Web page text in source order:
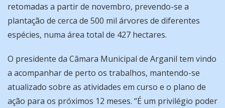
retomadas a partir de novembro, prevendo-se a
plantação de cerca de 500 mil árvores de diferentes
espécies, numa área total de 427 hectares.
O presidente da Câmara Municipal de Arganil tem vindo
a acompanhar de perto os trabalhos, mantendo-se
atualizado sobre as atividades em curso e o plano de
ação para os próximos 12 meses. “É um privilégio poder